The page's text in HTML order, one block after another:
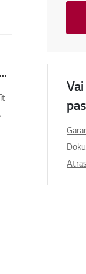
Kā rūpnīcā atiestatīt LG televizoru, ja tas turpina sasalst vai rāda kļūdas?